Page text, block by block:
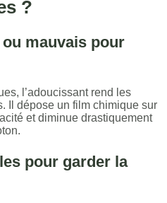
?
ou mauvais pour
l’adoucissant rend les
Il dépose un film chimique sur
et diminue drastiquement
pour garder la